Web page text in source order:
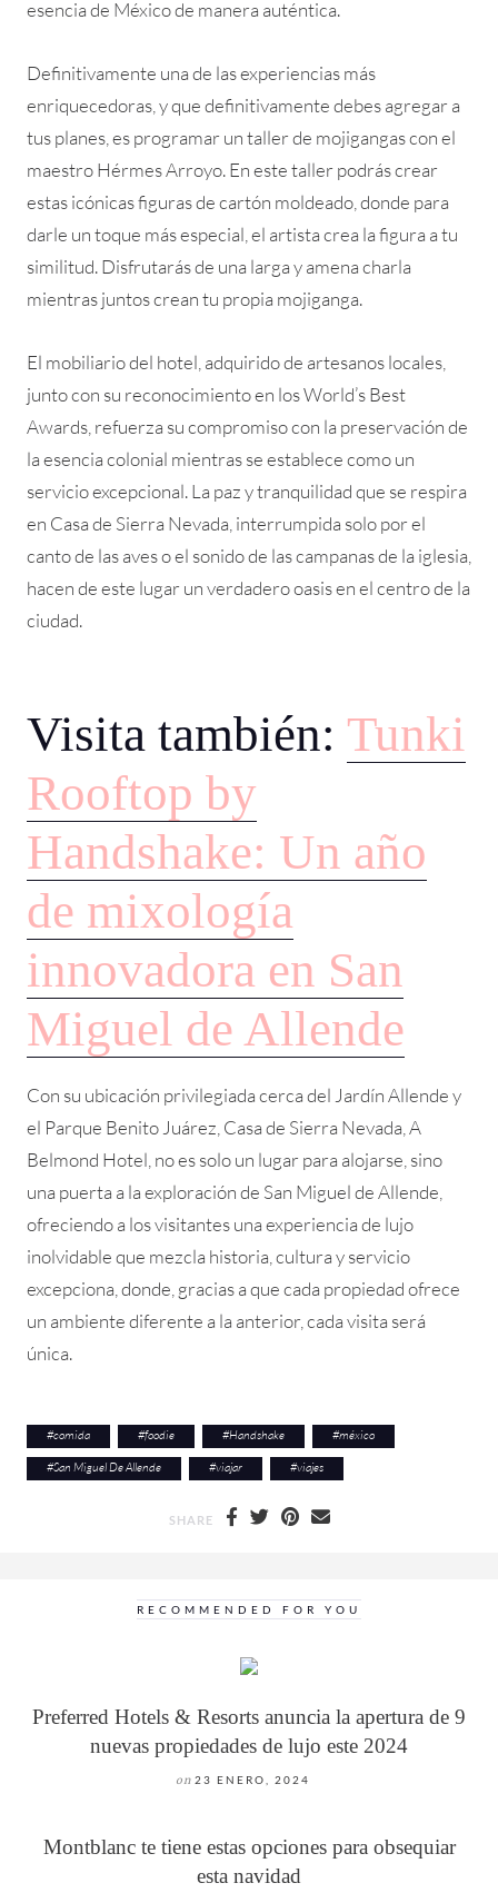
esencia de México de manera auténtica.
Definitivamente una de las experiencias más
enriquecedoras, y que definitivamente debes agregar a
tus planes, es programar un taller de mojigangas con el
maestro Hérmes Arroyo. En este taller podrás crear
estas icónicas figuras de cartón moldeado, donde para
darle un toque más especial, el artista crea la figura a tu
similitud. Disfrutarás de una larga y amena charla
mientras juntos crean tu propia mojiganga.
El mobiliario del hotel, adquirido de artesanos locales,
junto con su reconocimiento en los World’s Best
Awards, refuerza su compromiso con la preservación de
la esencia colonial mientras se establece como un
servicio excepcional. La paz y tranquilidad que se respira
en Casa de Sierra Nevada, interrumpida solo por el
canto de las aves o el sonido de las campanas de la iglesia,
hacen de este lugar un verdadero oasis en el centro de la
ciudad.
Visita también: Tunki
Rooftop by
Handshake: Un año
de mixología
innovadora en San
Miguel de Allende
Con su ubicación privilegiada cerca del Jardín Allende y
el Parque Benito Juárez, Casa de Sierra Nevada, A
Belmond Hotel, no es solo un lugar para alojarse, sino
una puerta a la exploración de San Miguel de Allende,
ofreciendo a los visitantes una experiencia de lujo
inolvidable que mezcla historia, cultura y servicio
excepciona, donde, gracias a que cada propiedad ofrece
un ambiente diferente a la anterior, cada visita será
única.
#comida #foodie #Handshake #méxico
#San Miguel De Allende #viajar #viajes
SHARE
RECOMMENDED FOR YOU
Preferred Hotels & Resorts anuncia la apertura de 9
nuevas propiedades de lujo este 2024
on 23 ENERO, 2024
Montblanc te tiene estas opciones para obsequiar
esta navidad